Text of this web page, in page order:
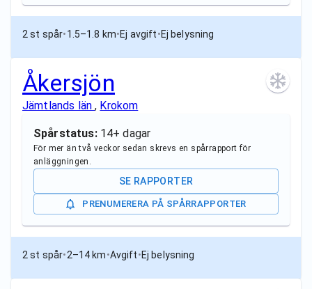
2 st spår•1.5–1.8 km•Ej avgift•Ej belysning
Åkersjön
Jämtlands län, Krokom
Spårstatus: 14+ dagar
För mer än två veckor sedan skrevs en spårrapport för
anläggningen.
SE RAPPORTER
PRENUMERERA PÅ SPÅRRAPPORTER
2 st spår•2–14 km•Avgift•Ej belysning